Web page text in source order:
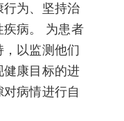
为、坚持治
病。 为患者
以监测他们
康目标的进
病情进行自